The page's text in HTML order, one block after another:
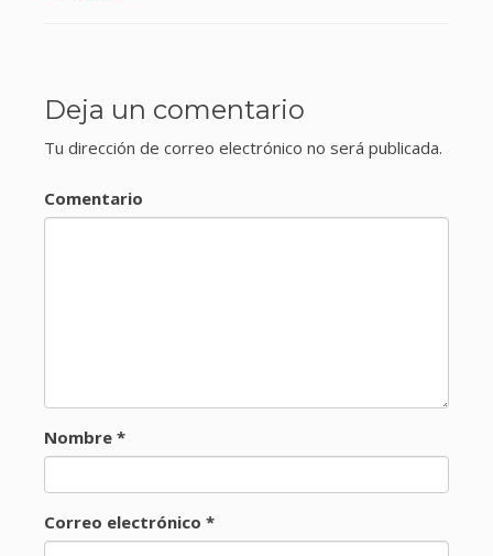
Deja un comentario
Tu dirección de correo electrónico no será publicada.
Comentario
Nombre *
Correo electrónico *